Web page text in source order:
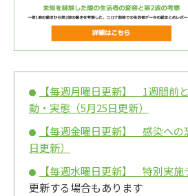
【毎週月曜日更新】 1週間前
動・実態（5月25日更新）
【毎週金曜日更新】 感染への
日更新）
【毎週水曜日更新】 特別実
更新する場合もあります